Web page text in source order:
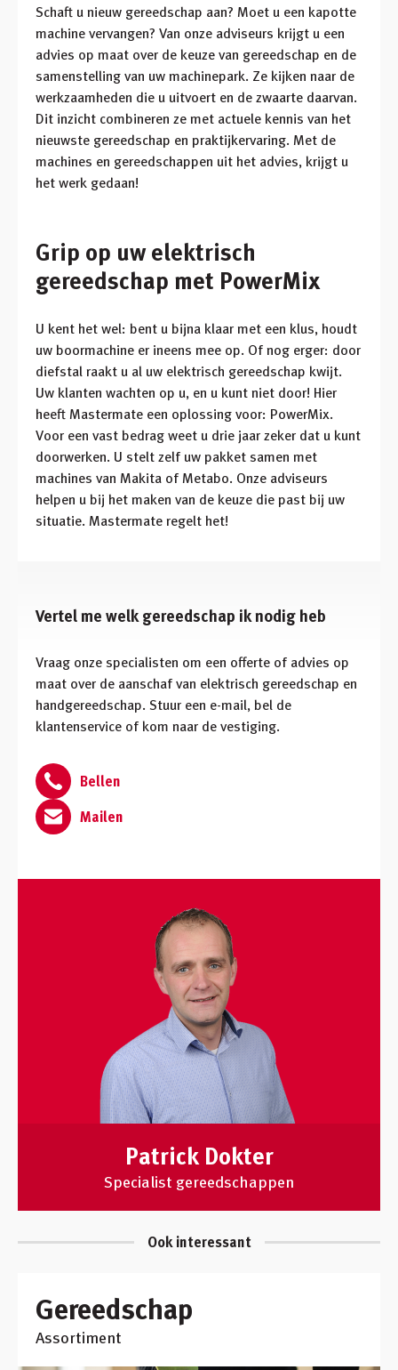
Schaft u nieuw gereedschap aan? Moet u een kapotte
machine vervangen? Van onze adviseurs krijgt u een
advies op maat over de keuze van gereedschap en de
samenstelling van uw machinepark. Ze kijken naar de
werkzaamheden die u uitvoert en de zwaarte daarvan.
Dit inzicht combineren ze met actuele kennis van het
nieuwste gereedschap en praktijkervaring. Met de
machines en gereedschappen uit het advies, krijgt u
het werk gedaan!
Grip op uw elektrisch
gereedschap met PowerMix
U kent het wel: bent u bijna klaar met een klus, houdt
uw boormachine er ineens mee op. Of nog erger: door
diefstal raakt u al uw elektrisch gereedschap kwijt.
Uw klanten wachten op u, en u kunt niet door! Hier
heeft Mastermate een oplossing voor: PowerMix.
Voor een vast bedrag weet u drie jaar zeker dat u kunt
doorwerken. U stelt zelf uw pakket samen met
machines van Makita of Metabo. Onze adviseurs
helpen u bij het maken van de keuze die past bij uw
situatie. Mastermate regelt het!
Vertel me welk gereedschap ik nodig heb
Vraag onze specialisten om een offerte of advies op
maat over de aanschaf van elektrisch gereedschap en
handgereedschap. Stuur een e-mail, bel de
klantenservice of kom naar de vestiging.
Bellen
Mailen
Patrick Dokter
Specialist gereedschappen
Ook interessant
Gereedschap
Assortiment